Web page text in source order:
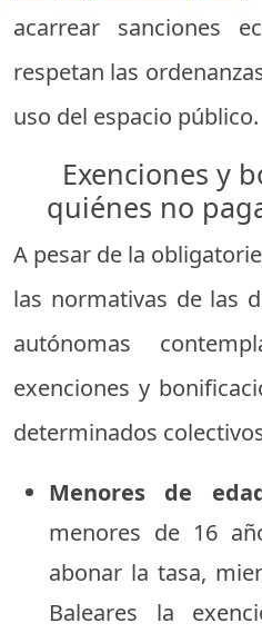
acarrear sanciones
respetan las
uso del espacio público.
Exenciones y
quiénes no
A pesar de la
las normativas de las
autónomas
exenciones y
determinados
Menores de
menores de 16
abonar la tasa,
Baleares la